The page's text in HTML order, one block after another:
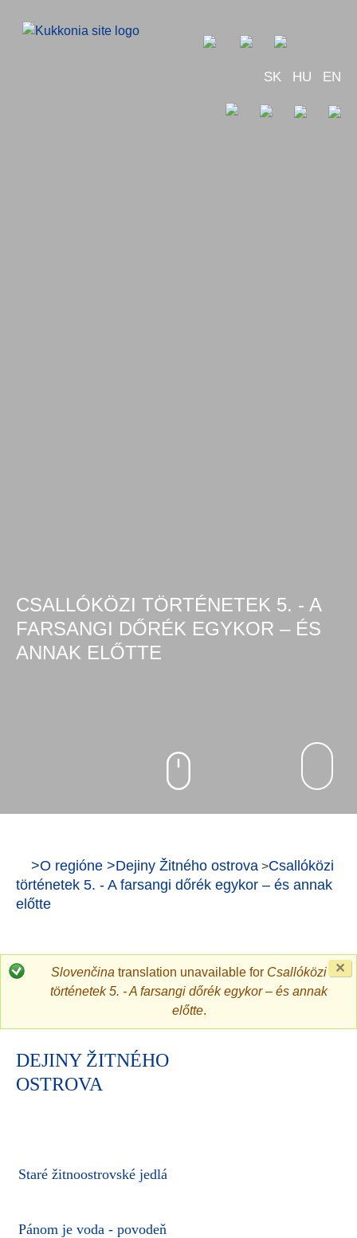
CSALLÓKÖZI TÖRTÉNETEK 5. - A
FARSANGI DŐRÉK EGYKOR – ÉS
ANNAK ELŐTTE
SK HU EN
>O regióne >Dejiny Žitného ostrova >Csallóközi
történetek 5. - A farsangi dőrék egykor – és annak
előtte
Slovenčina translation unavailable for Csallóközi
történetek 5. - A farsangi dőrék egykor – és annak
előtte.
DEJINY ŽITNÉHO
OSTROVA
Staré žitnoostrovské jedlá
Pánom je voda - povodeň